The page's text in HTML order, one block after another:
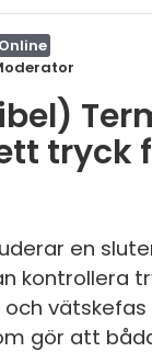
Online
tryck
en
kontrollera
gör att